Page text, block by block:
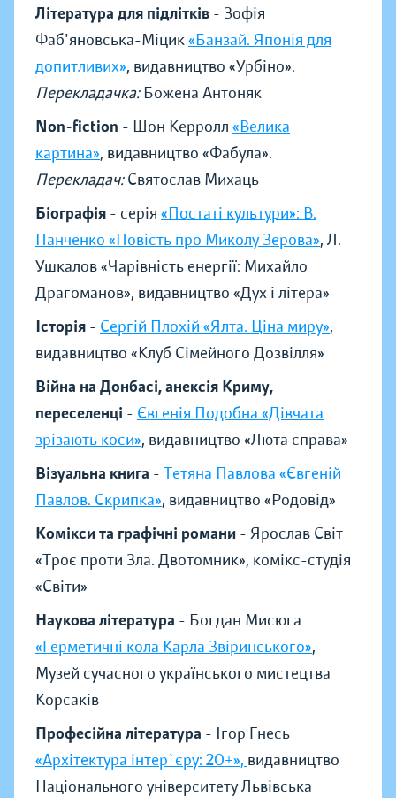
Література для підлітків - Зофія
Фаб'яновська-Міцик«Банзай. Японія для
допитливих», видавництво «Урбіно».
Перекладачка:Божена Антоняк
Non-fiction - Шон Керролл «Велика
картина», видавництво «Фабула».
Перекладач:Святослав Михаць
Біографія - серія «Постаті культури»: В.
Панченко «Повість про Миколу Зерова», Л.
Ушкалов «Чарівність енергії: Михайло
Драгоманов», видавництво «Дух і літера»
Історія - Сергій Плохій «Ялта. Ціна миру»,
видавництво «Клуб Сімейного Дозвілля»
Війна на Донбасі, анексія Криму,
переселенці - Євгенія Подобна «Дівчата
зрізають коси», видавництво «Люта справа»
Візуальна книга - Тетяна Павлова «Євгеній
Павлов. Скрипка», видавництво «Родовід»
Комікси та графічні романи - Ярослав Світ
«Троє проти Зла. Двотомник», комікс-студія
«Світи»
Наукова література - Богдан Мисюга
«Герметичні кола Карла Звіринського»,
Музей сучасного українського мистецтва
Корсаків
Професійна література - Ігор Гнесь
«Архітектура інтер`єру: 20+», видавництво
Національного університету Львівська